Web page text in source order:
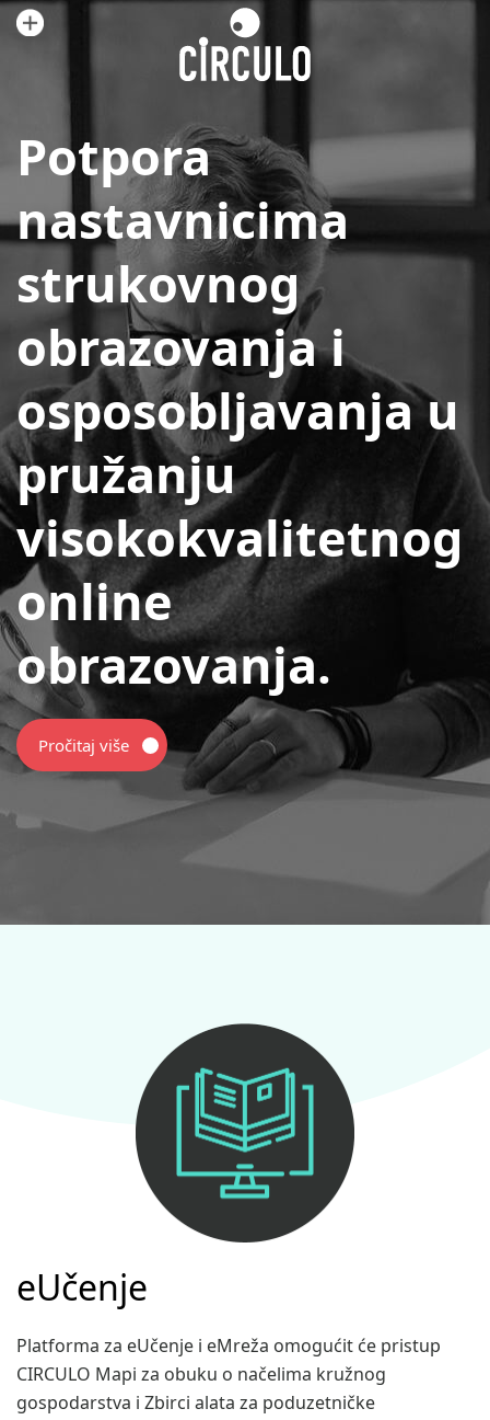
Potpora
nastavnicima
strukovnog
obrazovanja i
osposobljavanja u
pružanju
visokokvalitetnog
online
obrazovanja.
Pročitaj više
eUčenje
Platforma za eUčenje i eMreža omogućit će pristup
CIRCULO Mapi za obuku o načelima kružnog
gospodarstva i Zbirci alata za poduzetničke